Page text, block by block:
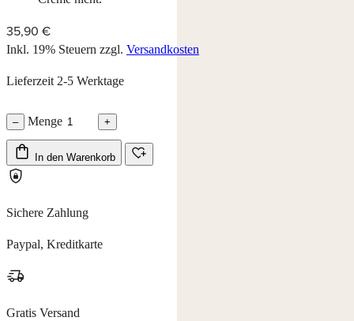
35,90 €
Inkl. 19% Steuern zzgl. Versandkosten
Lieferzeit 2-5 Werktage
– Menge +
In den Warenkorb
Sichere Zahlung
Paypal, Kreditkarte
Gratis Versand